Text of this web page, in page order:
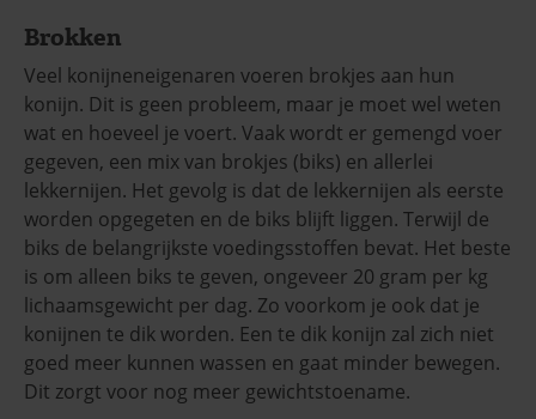
Brokken
Veel konijneneigenaren voeren brokjes aan hun
konijn. Dit is geen probleem, maar je moet wel weten
wat en hoeveel je voert. Vaak wordt er gemengd voer
gegeven, een mix van brokjes (biks) en allerlei
lekkernijen. Het gevolg is dat de lekkernijen als eerste
worden opgegeten en de biks blijft liggen. Terwijl de
biks de belangrijkste voedingsstoffen bevat. Het beste
is om alleen biks te geven, ongeveer 20 gram per kg
lichaamsgewicht per dag. Zo voorkom je ook dat je
konijnen te dik worden. Een te dik konijn zal zich niet
goed meer kunnen wassen en gaat minder bewegen.
Dit zorgt voor nog meer gewichtstoename.